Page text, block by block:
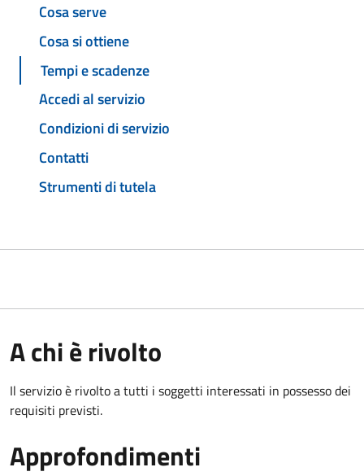
Cosa serve
Cosa si ottiene
Tempi e scadenze
Accedi al servizio
Condizioni di servizio
Contatti
Strumenti di tutela
A chi è rivolto
Il servizio è rivolto a tutti i soggetti interessati in possesso dei
requisiti previsti.
Approfondimenti